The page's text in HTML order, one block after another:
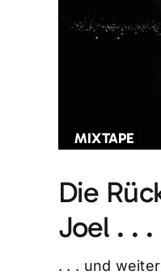
MIXTAPE
Die
Joel . . .
. . . und